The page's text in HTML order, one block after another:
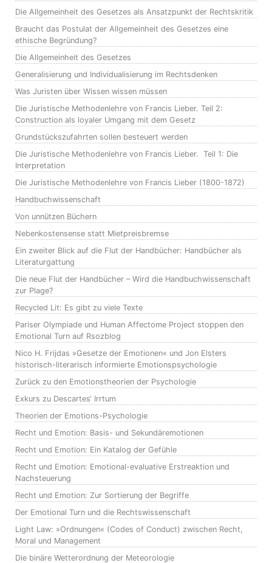
Die Allgemeinheit des Gesetzes als Ansatzpunkt der Rechtskritik
Braucht das Postulat der Allgemeinheit des Gesetzes eine
ethische Begründung?
Die Allgemeinheit des Gesetzes
Generalisierung und Individualisierung im Rechtsdenken
Was Juristen über Wissen wissen müssen
Die Juristische Methodenlehre von Francis Lieber. Teil 2:
Construction als loyaler Umgang mit dem Gesetz
Grundstückszufahrten sollen besteuert werden
Die Juristische Methodenlehre von Francis Lieber. Teil 1: Die
Interpretation
Die Juristische Methodenlehre von Francis Lieber (1800-1872)
Handbuchwissenschaft
Von unnützen Büchern
Nebenkostensense statt Mietpreisbremse
Ein zweiter Blick auf die Flut der Handbücher: Handbücher als
Literaturgattung
Die neue Flut der Handbücher – Wird die Handbuchwissenschaft
zur Plage?
Recycled Lit: Es gibt zu viele Texte
Pariser Olympiade und Human Affectome Project stoppen den
Emotional Turn auf Rsozblog
Nico H. Frijdas »Gesetze der Emotionen« und Jon Elsters
historisch-literarisch informierte Emotionspsychologie
Zurück zu den Emotionstheorien der Psychologie
Exkurs zu Descartes‘ Irrtum
Theorien der Emotions-Psychologie
Recht und Emotion: Basis- und Sekundäremotionen
Recht und Emotion: Ein Katalog der Gefühle
Recht und Emotion: Emotional-evaluative Erstreaktion und
Nachsteuerung
Recht und Emotion: Zur Sortierung der Begriffe
Der Emotional Turn und die Rechtswissenschaft
Light Law: »Ordnungen« (Codes of Conduct) zwischen Recht,
Moral und Management
Die binäre Wetterordnung der Meteorologie